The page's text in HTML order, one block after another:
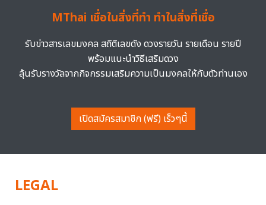
MThai เชื่อในสิ่งที่ทำ ทำในสิ่งที่เชื่อ
รับข่าวสารเลขมงคล สถิติเลขดัง ดวงรายวัน รายเดือน รายปี
พร้อมแนะนำวิธีเสริมดวง
ลุ้นรับรางวัลจากกิจกรรมเสริมความเป็นมงคลให้กับตัวท่านเอง
เปิดสมัครสมาชิก (ฟรี) เร็วๆนี้
LEGAL